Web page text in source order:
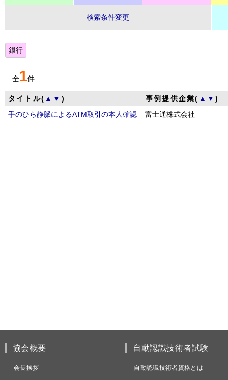
検索条件変更
銀行
全1件
タイトル( ▲ ▼ ) 事例提供企業( ▲ ▼)
手のひら静脈によるATM取引の本人確認
富士通株式会社
協会概要
会長挨拶
自動認識技術者試験
自動認識技術者資格とは